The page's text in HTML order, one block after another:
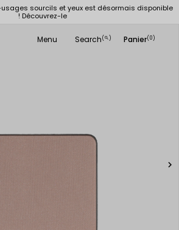
usages sourcils et yeux est désormais disponible
! Découvrez-le
Menu Search(
search ) Panier(0)
